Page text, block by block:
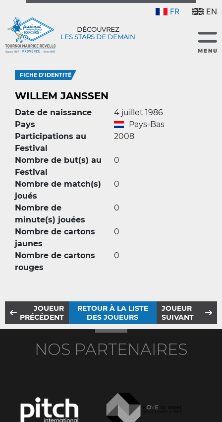
FR EN
DÉCOUVREZ
LES STARS DE DEMAIN
FICHE D'IDENTITÉ
WILLEM JANSSEN
Date de naissance
4 juillet 1986
Pays
Pays-Bas
Participations au
Festival
2008
Nombre de but(s) au
Festival
0
Nombre de match(s)
joués
0
Nombre de
minute(s) jouées
0
Nombre de cartons
jaunes
0
Nombre de cartons
rouges
0
JOUEUR
PRÉCÉDENT
RETOUR À LA LISTE
DES JOUEURS
JOUEUR
SUIVANT
NOS PARTENAIRES